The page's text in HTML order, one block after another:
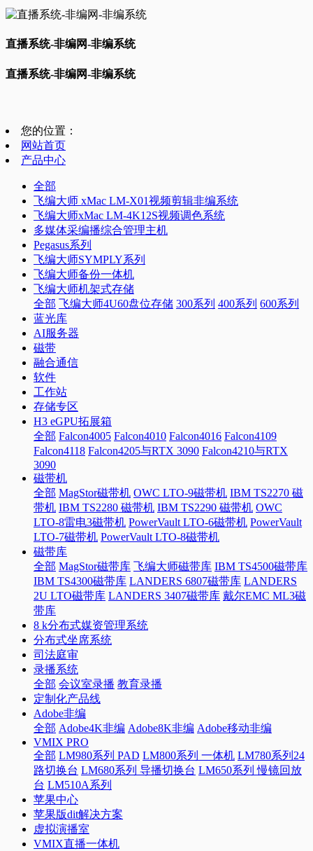
直播系统-非编网-非编系统
直播系统-非编网-非编系统
您的位置：
网站首页
产品中心
全部
飞编大师 xMac LM-X01视频剪辑非编系统
飞编大师xMac LM-4K12S视频调色系统
多媒体采编播综合管理主机
Pegasus系列
飞编大师SYMPLY系列
飞编大师备份一体机
飞编大师机架式存储
全部 飞编大师4U60盘位存储 300系列 400系列 600系列
蓝光库
AI服务器
磁带
融合通信
软件
工作站
存储专区
H3 eGPU拓展箱
全部 Falcon4005 Falcon4010 Falcon4016 Falcon4109
Falcon4118 Falcon4205与RTX 3090 Falcon4210与RTX
3090
磁带机
全部 MagStor磁带机 OWC LTO-9磁带机 IBM TS2270 磁
带机 IBM TS2280 磁带机 IBM TS2290 磁带机 OWC
LTO-8雷电3磁带机 PowerVault LTO-6磁带机 PowerVault
LTO-7磁带机 PowerVault LTO-8磁带机
磁带库
全部 MagStor磁带库 飞编大师磁带库 IBM TS4500磁带库
IBM TS4300磁带库 LANDERS 6807磁带库 LANDERS
2U LTO磁带库 LANDERS 3407磁带库 戴尔EMC ML3磁
带库
8 k分布式媒资管理系统
分布式坐席系统
司法庭审
录播系统
全部 会议室录播 教育录播
定制化产品线
Adobe非编
全部 Adobe4K非编 Adobe8K非编 Adobe移动非编
VMIX PRO
全部 LM980系列 PAD LM800系列 一体机 LM780系列24
路切换台 LM680系列 导播切换台 LM650系列 慢镜回放
台 LM510A系列
苹果中心
苹果版dit解决方案
虚拟演播室
VMIX直播一体机